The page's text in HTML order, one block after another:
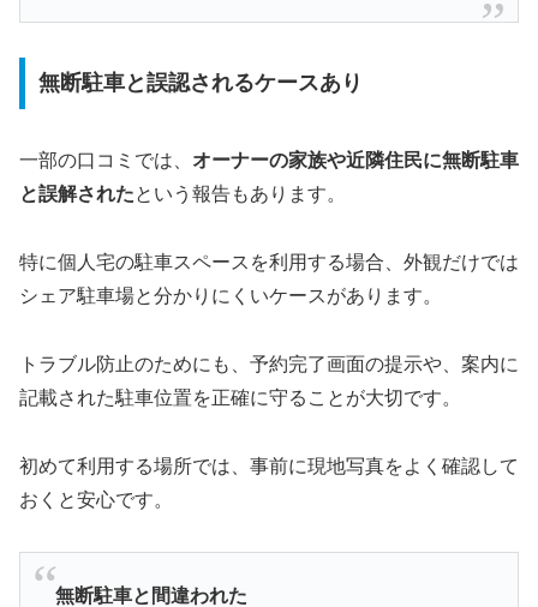
無断駐車と誤認されるケースあり
一部の口コミでは、 オーナーの家族や近隣住民に無断駐車
と誤解されたという報告もあります。
特に個人宅の駐車スペースを利用する場合、外観だけでは
シェア駐車場と分かりにくいケースがあります。
トラブル防止のためにも、予約完了画面の提示や、案内に
記載された駐車位置を正確に守ることが大切です。
初めて利用する場所では、事前に現地写真をよく確認して
おくと安心です。
無断駐車と間違われた